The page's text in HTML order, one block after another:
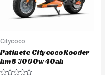
Citycoco
Patinete Citycoco Rooder
hm8 3000w 40ah